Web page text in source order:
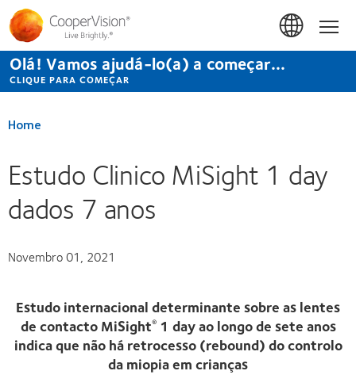
Passar
para
conteúdo
principal
Início
Olá! Vamos ajudá-lo(a) a começar...
CLIQUE PARA COMEÇAR
Home
Estudo Clinico MiSight 1 day
dados 7 anos
Novembro 01, 2021
Estudo internacional determinante sobre as lentes
de contacto MiSight®1 day ao longo de sete anos
indica que não há retrocesso (rebound) do controlo
da miopia em crianças